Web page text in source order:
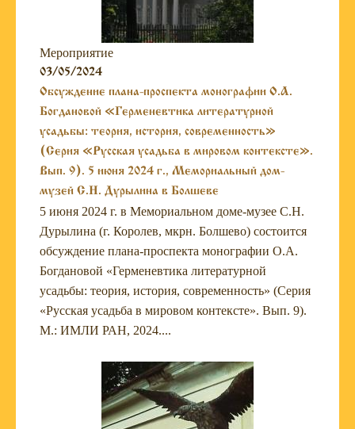
Мероприятие
03/05/2024
Обсуждение плана-проспекта монографии О.А.
Богдановой «Герменевтика литературной
усадьбы: теория, история, современность»
(Серия «Русская усадьба в мировом контексте».
Вып. 9). 5 июня 2024 г., Мемориальный дом-
музей С.Н. Дурылина в Болшеве
5 июня 2024 г. в Мемориальном доме-музее С.Н.
Дурылина (г. Королев, мкрн. Болшево) состоится
обсуждение плана-проспекта монографии О.А.
Богдановой «Герменевтика литературной
усадьбы: теория, история, современность» (Серия
«Русская усадьба в мировом контексте». Вып. 9).
М.: ИМЛИ РАН, 2024....